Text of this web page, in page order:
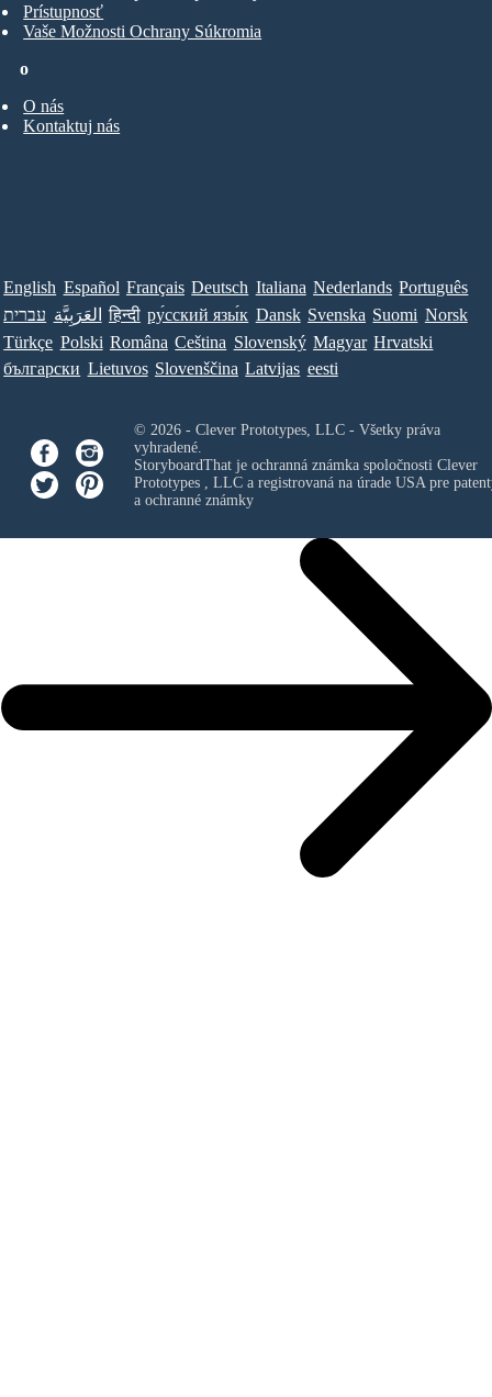
o
O nás
Kontaktuj nás
Prístupnosť
Vaše Možnosti Ochrany Súkromia
English Español Français Deutsch Italiana Nederlands Português
עברית العَرَبِيَّة हिन्दी ру́сский язы́к Dansk Svenska Suomi Norsk
Türkçe Polski Româna Ceština Slovenský Magyar Hrvatski
български Lietuvos Slovenščina Latvijas eesti
© 2026 - Clever Prototypes, LLC - Všetky práva
vyhradené.
StoryboardThat je ochranná známka spoločnosti Clever
Prototypes , LLCa registrovaná na úrade USA pre
a ochranné známky